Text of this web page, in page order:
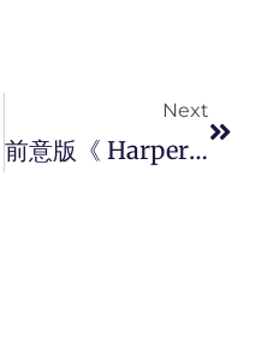
Next
前意版《 Harper’s Bazaar 》主编将成为 Giorgio Armani 新设的副创意总监职位。